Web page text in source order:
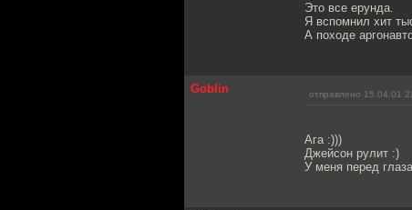
Это все ерунда.
Я вспомнил хит
А походе
Goblin отправлено 15.04.01
Ага :)))
Джейсон рулит :)
У меня перед